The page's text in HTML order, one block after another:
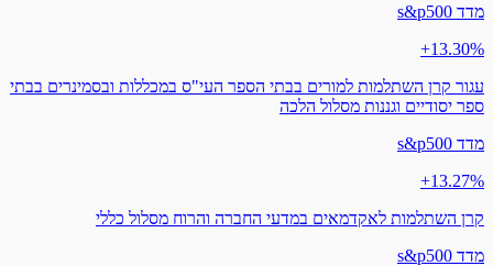
מדד s&p500
‎+13.30%
עגור קרן השתלמות למורים בבתי הספר העי"ס במכללות ובסמינרים בבתי
ספר יסודיים וגננות מסלול הלכה
מדד s&p500
‎+13.27%
קרן השתלמות לאקדמאים במדעי החברה והרוח מסלול כללי
מדד s&p500